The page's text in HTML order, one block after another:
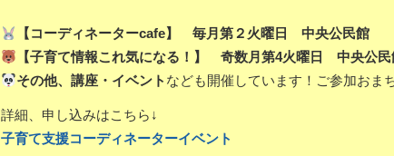
【コーディネーターcafe】 毎月第２火曜日 中央公民館
【子育て情報これ気になる！】 奇数月第4火曜日 中央公民
その他、講座・イベント なども開催しています！ご参加おま
詳細、申し込みはこちら↓
子育て支援コーディネーターイベント